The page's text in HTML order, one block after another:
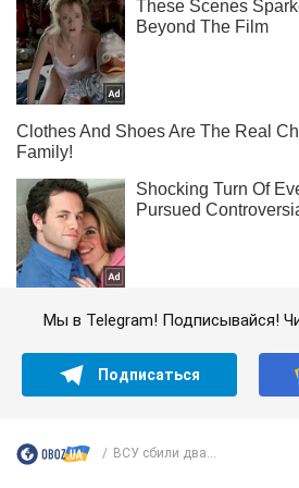
Мы в Telegram! Подписывайся!
Подписаться
ВСУ сбили два...